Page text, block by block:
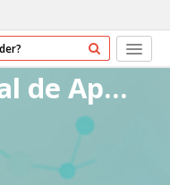
Ambiente virtual de Aprendizagem do SUS